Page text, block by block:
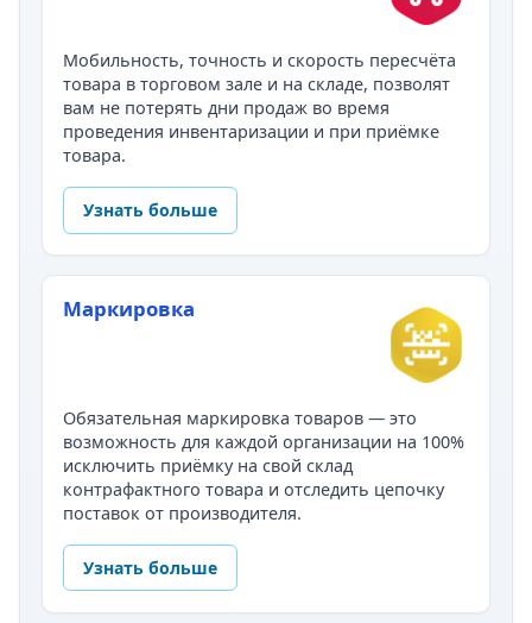
Мобильность, точность и скорость пересчёта
товара в торговом зале и на складе, позволят
вам не потерять дни продаж во время
проведения инвентаризации и при приёмке
товара.
Узнать больше
Маркировка
Обязательная маркировка товаров — это
возможность для каждой организации на 100%
исключить приёмку на свой склад
контрафактного товара и отследить цепочку
поставок от производителя.
Узнать больше